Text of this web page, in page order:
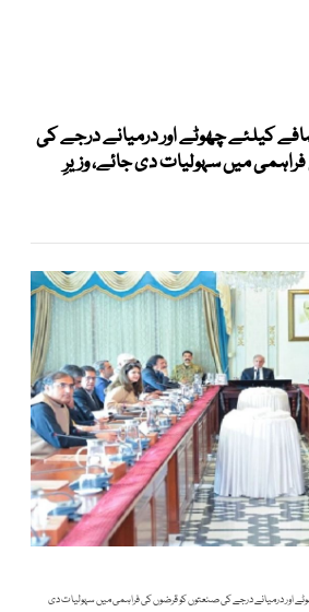
کیلئے چھوٹے اور درمیانے درجے کی
میں سہولیات دی جائے، وزیرِ
اور درمیانے درجے کی صنعتوں کو قرضوں کی فراہمی میں سہولیات دی